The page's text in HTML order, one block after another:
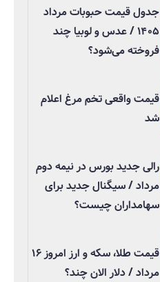
جدول قیمت حبوبات مرداد
۱۴۰۵ / عدس و لوبیا چند
فروخته می‌شود؟
قیمت واقعی تخم مرغ اعلام
شد
رالی جدید بورس در نیمه دوم
مرداد / سیگنال جدید برای
سهامداران چیست؟
قیمت طلا، سکه و ارز امروز ۱۶
مرداد / دلار الان چند؟